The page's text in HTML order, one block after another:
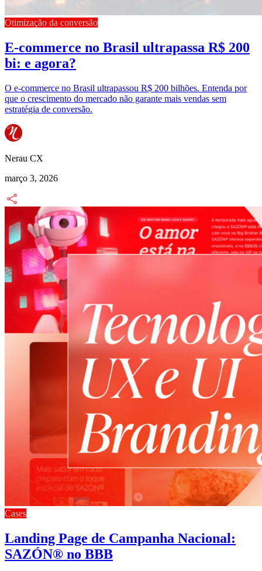
Otimização da conversão
E-commerce no Brasil ultrapassa R$ 200
bi: e agora?
O e-commerce no Brasil ultrapassou R$ 200 bilhões. Entenda por
que o crescimento do mercado não garante mais vendas sem
estratégia de conversão.
Nerau CX
março 3, 2026
Cases
Landing Page de Campanha Nacional:
SAZÓN® no BBB